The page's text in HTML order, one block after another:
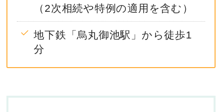
（2次相続や特例の適用を含む）
地下鉄「烏丸御池駅」から徒歩1
分